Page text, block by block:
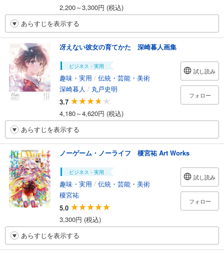
2,200～3,300円 (税込)
あらすじを表示する
冴えない彼女の育てかた 深崎暮人画集
ビジネス・実用
趣味・実用 / 伝統・芸能・美術
深崎暮人 / 丸戸史明
3.7
4,180～4,620円 (税込)
試し読み
フォロー
あらすじを表示する
ノーゲーム・ノーライフ 榎宮祐 Art Works
ビジネス・実用
趣味・実用 / 伝統・芸能・美術
榎宮祐
5.0
3,300円 (税込)
試し読み
フォロー
あらすじを表示する